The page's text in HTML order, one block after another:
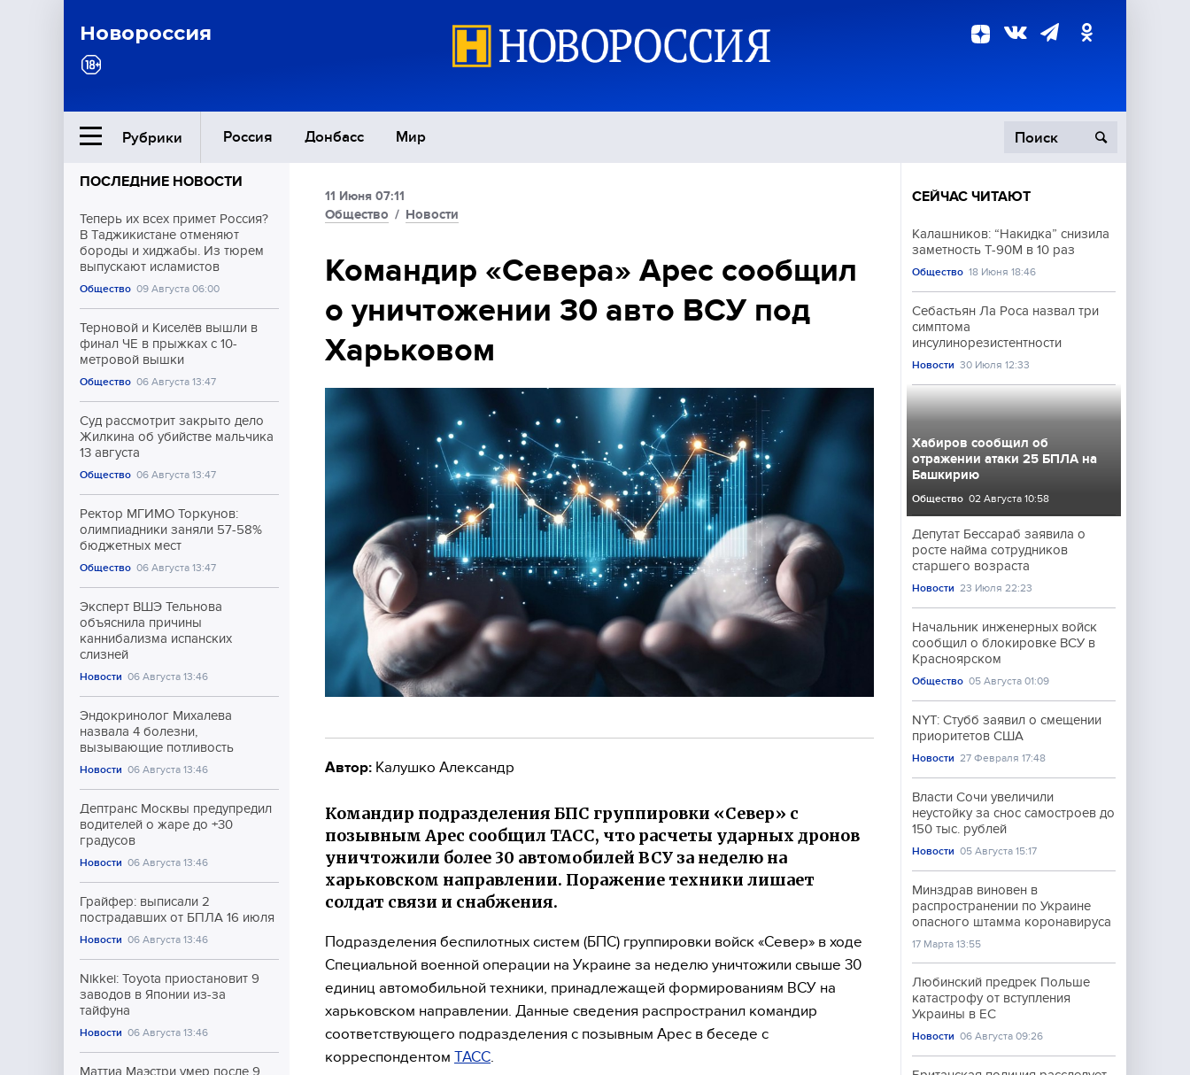
Новороссия
Рубрики Россия Донбасс Мир
Ближний Восток Политика
Общество
Экономика
Происшествия
Культура
Спорт
ПОСЛЕДНИЕ НОВОСТИ
Теперь их всех примет Россия?
В Таджикистане отменяют
бороды и хиджабы. Из тюрем
выпускают исламистов
Общество 09 Августа 06:00
Терновой и Киселёв вышли в
финал ЧЕ в прыжках с 10-
метровой вышки
Общество 06 Августа 13:47
Суд рассмотрит закрыто дело
Жилкина об убийстве мальчика
13 августа
Общество 06 Августа 13:47
Ректор МГИМО Торкунов:
олимпиадники заняли 57-58%
бюджетных мест
Общество 06 Августа 13:47
Эксперт ВШЭ Тельнова
объяснила причины
каннибализма испанских
слизней
Новости 06 Августа 13:46
Эндокринолог Михалева
назвала 4 болезни,
вызывающие потливость
Новости 06 Августа 13:46
Дептранс Москвы предупредил
водителей о жаре до +30
градусов
Новости 06 Августа 13:46
Грайфер: выписали 2
пострадавших от БПЛА 16 июля
Новости 06 Августа 13:46
Nikkei: Toyota приостановит 9
заводов в Японии из-за
тайфуна
Новости 06 Августа 13:46
Маттиа Маэстри умер после 9
11 Июня 07:11
Общество / Новости
Командир «Севера» Арес сообщил
о уничтожении 30 авто ВСУ под
Харьковом
Автор: Калушко Александр
Командир подразделения БПС группировки «Север» с
позывным Арес сообщил ТАСС, что расчеты ударных дронов
уничтожили более 30 автомобилей ВСУ за неделю на
харьковском направлении. Поражение техники лишает
солдат связи и снабжения.
Подразделения беспилотных систем (БПС) группировки войск «Север» в ходе
Специальной военной операции на Украине за неделю уничтожили свыше 30
единиц автомобильной техники, принадлежащей формированиям ВСУ на
харьковском направлении. Данные сведения распространил командир
соответствующего подразделения с позывным Арес в беседе с
корреспондентом ТАСС
СЕЙЧАС ЧИТАЮТ
Калашников: “Накидка” снизила
заметность Т-90М в 10 раз
Общество 18 Июня 18:46
Себастьян Ла Роса назвал три
симптома
инсулинорезистентности
Новости 30 Июля 12:33
Хабиров сообщил об
отражении атаки 25 БПЛА на
Башкирию
Общество 02 Августа 10:58
Депутат Бессараб заявила о
росте найма сотрудников
старшего возраста
Новости 23 Июля 22:23
Начальник инженерных войск
сообщил о блокировке ВСУ в
Красноярском
Общество 05 Августа 01:09
NYT: Стубб заявил о смещении
приоритетов США
Новости 27 Февраля 17:48
Власти Сочи увеличили
неустойку за снос самостроев до
150 тыс. рублей
Новости 05 Августа 15:17
Минздрав виновен в
распространении по Украине
опасного штамма коронавируса
17 Марта 13:55
Любинский предрек Польше
катастрофу от вступления
Украины в ЕС
Новости 06 Августа 09:26